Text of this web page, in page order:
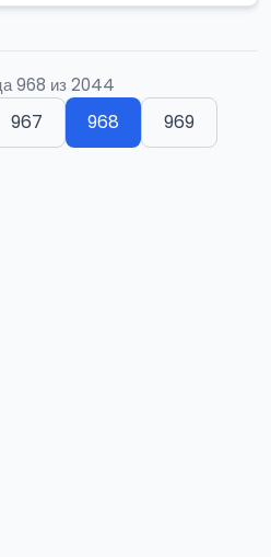
968 из 2044
967 968
969